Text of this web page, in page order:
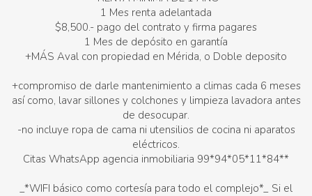
1 Mes renta adelantada
$8,500.- pago del contrato y firma pagares
1 Mes de depósito en garantía
+MÁS Aval con propiedad en Mérida, o Doble deposito
+compromiso de darle mantenimiento a climas cada 6 meses
así como, lavar sillones y colchones y limpieza lavadora antes
de desocupar.
-no incluye ropa de cama ni utensilios de cocina ni aparatos
eléctricos.
Citas WhatsApp agencia inmobiliaria 99*94*05*11*84**
_*WIFI básico como cortesía para todo el complejo*_ Si el